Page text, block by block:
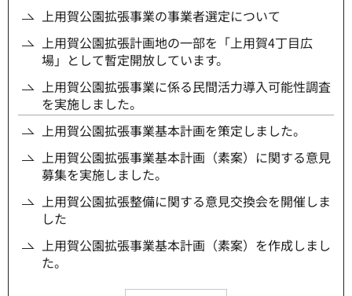
上用賀公園拡張事業の事業者選定について
上用賀公園拡張計画地の一部を「上用賀4丁目広
場」として暫定開放しています。
上用賀公園拡張事業に係る民間活力導入可能性調査
を実施しました。
上用賀公園拡張事業基本計画を策定しました。
上用賀公園拡張事業基本計画（素案）に関する意見
募集を実施しました。
上用賀公園拡張整備に関する意見交換会を開催しま
した
上用賀公園拡張事業基本計画（素案）を作成しまし
た。